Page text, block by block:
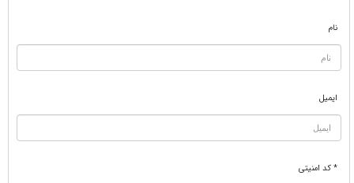
نام
ایمیل
* کد امنیتی